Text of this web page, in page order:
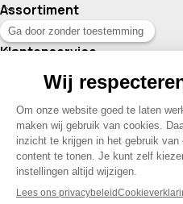
Assortiment
Klantenservice
Contact
© 2026 Drogisterij Het
Webdesign en